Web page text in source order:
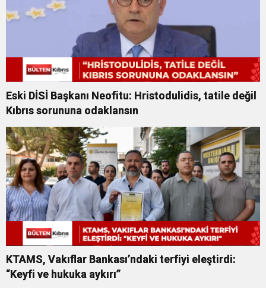
Eski DİSİ Başkanı Neofitu: Hristodulidis, tatile değil
Kıbrıs sorununa odaklansın
KTAMS, Vakıflar Bankası’ndaki terfiyi eleştirdi:
“Keyfi ve hukuka aykırı”